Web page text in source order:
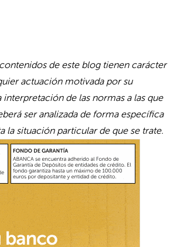
de este blog tienen carácter
actuación motivada por su
de las normas a las que
ser analizada de forma específica
la situación particular de que se trate.